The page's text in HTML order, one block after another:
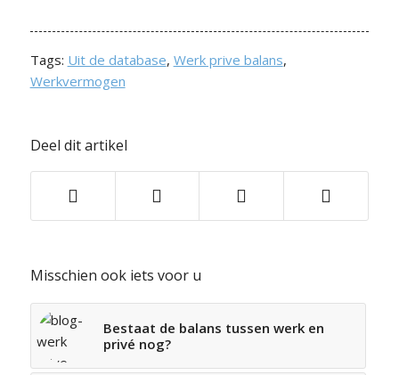
Tags: Uit de database, Werk prive balans,
Werkvermogen
Deel dit artikel
Misschien ook iets voor u
Bestaat de balans tussen werk en
privé nog?